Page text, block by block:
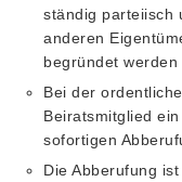
ständig parteiisch
anderen
begründet
Bei der
Beiratsmitglied ein
sofortigen
Die Abberufung